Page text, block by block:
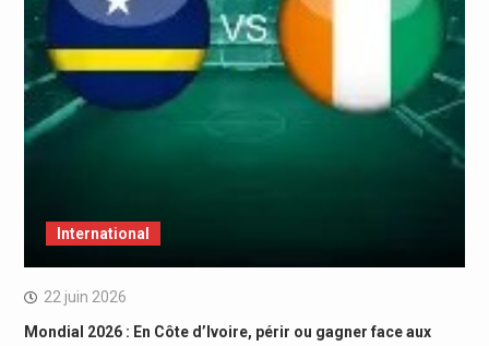
International
22 juin 2026
Mondial 2026 : En Côte d’Ivoire, périr ou gagner face aux